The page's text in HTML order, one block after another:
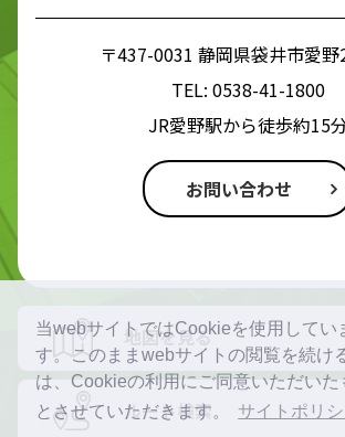
当webサイトではCookieを使用してい
す。このままwebサイトの閲覧を続け
は、Cookieの利用にご同意いただいた
とさせていただきます。
サイトポリ
〒437-0031 静岡県袋井市愛野
TEL: 0538-41-1800
JR愛野駅から徒歩約15
お問い合わせ
地図を見る
ルート検索